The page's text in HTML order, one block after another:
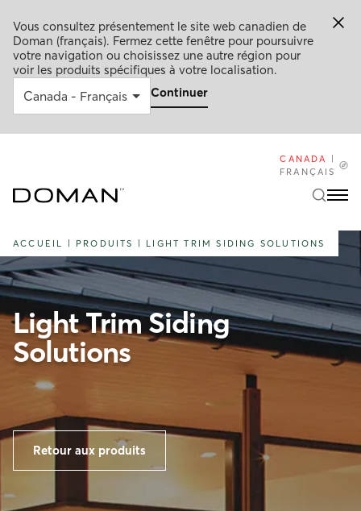
Vous consultez présentement le site web canadien de
Doman (français). Fermez cette fenêtre pour poursuivre
votre navigation ou choisissez une autre région pour
voir les produits spécifiques à votre localisation.
Continuer
CANADA
FRANÇAIS
ACCUEIL PRODUITS LIGHT TRIM SIDING SOLUTIONS
Light Trim Siding
Solutions
Retour aux produits